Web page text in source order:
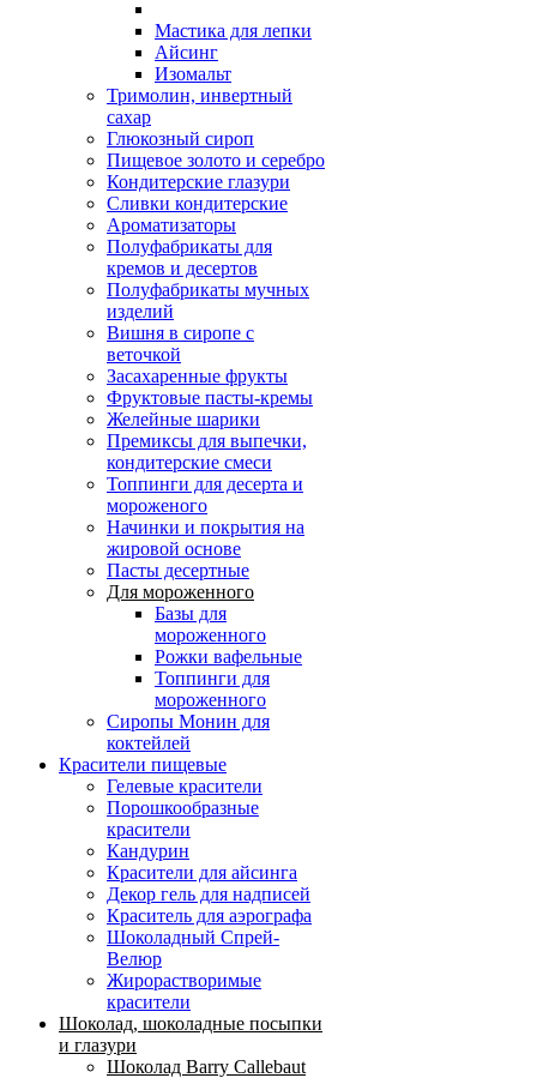
Мастика для лепки
Айсинг
Изомальт
Тримолин, инвертный
сахар
Глюкозный сироп
Пищевое золото и серебро
Кондитерские глазури
Сливки кондитерские
Ароматизаторы
Полуфабрикаты для
кремов и десертов
Полуфабрикаты мучных
изделий
Вишня в сиропе с
веточкой
Засахаренные фрукты
Фруктовые пасты-кремы
Желейные шарики
Премиксы для выпечки,
кондитерские смеси
Топпинги для десерта и
мороженого
Начинки и покрытия на
жировой основе
Пасты десертные
Для мороженного
Базы для
мороженного
Рожки вафельные
Топпинги для
мороженного
Сиропы Монин для
коктейлей
Красители пищевые
Гелевые красители
Порошкообразные
красители
Кандурин
Красители для айсинга
Декор гель для надписей
Краситель для аэрографа
Шоколадный Спрей-
Велюр
Жирорастворимые
красители
Шоколад, шоколадные посыпки
и глазури
Шоколад Barry Callebaut